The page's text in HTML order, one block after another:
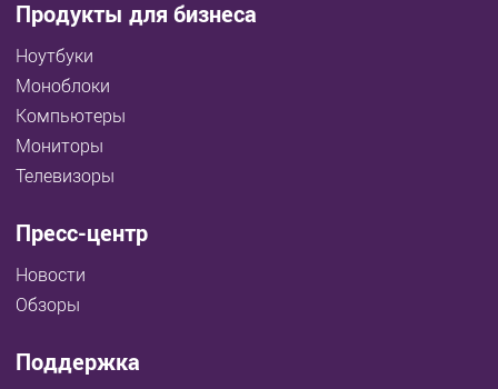
Продукты для бизнеса
Ноутбуки
Моноблоки
Компьютеры
Мониторы
Телевизоры
Пресс-центр
Новости
Обзоры
Поддержка